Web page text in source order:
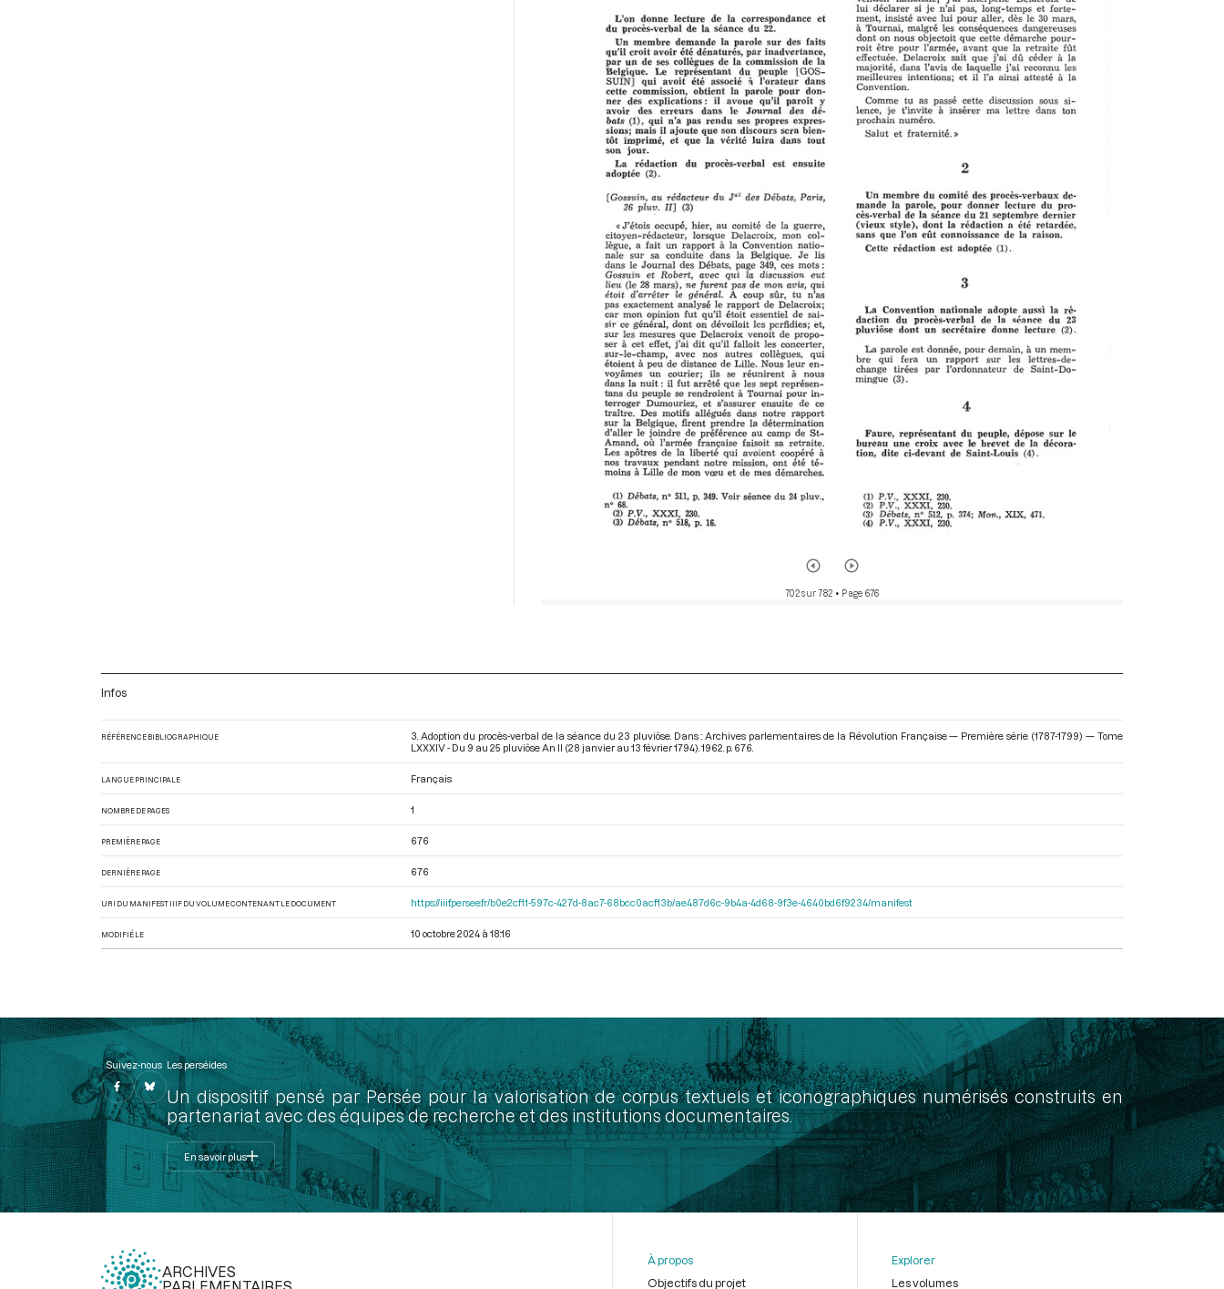
702 sur 782 • Page 676
Infos
RÉFÉRENCE BIBLIOGRAPHIQUE
3. Adoption du procès-verbal de la séance du 23 pluviôse. Dans : Archives parlementaires de la Révolution Française — Première série (1787-1799) — Tome
LXXXIV - Du 9 au 25 pluviôse An II (28 janvier au 13 février 1794) . 1962. p. 676.
LANGUE PRINCIPALE Français
NOMBRE DE PAGES 1
PREMIÈRE PAGE 676
DERNIÈRE PAGE 676
URI DU MANIFEST IIIF DU VOLUME CONTENANT LE DOCUMENT https://iiif.persee.fr/b0e2cf11-597c-427d-8ac7-68bcc0acf13b/ae487d6c-9b4a-4d68-9f3e-4640bd6f9234/manifest
MODIFIÉ LE 10 octobre 2024 à 18:16
Suivez-nous Les perséides
Un dispositif pensé par Persée pour la valorisation de corpus textuels et iconographiques numérisés construits en
partenariat avec des équipes de recherche et des institutions documentaires.
En savoir plus
ARCHIVES
À propos
Objectifs du projet
Explorer
Les volumes